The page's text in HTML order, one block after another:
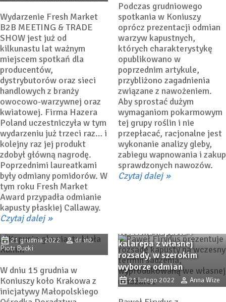
Wydarzenie Fresh Market
B2B MEETING & TRADE
SHOW jest już od
kilkunastu lat ważnym
miejscem spotkań dla
producentów,
dystrybutorów oraz sieci
handlowych z branży
owocowo-warzywnej oraz
kwiatowej. Firma Hazera
Poland uczestniczyła w tym
wydarzeniu już trzeci raz… i
kolejny raz jej produkt
zdobył główną nagrodę.
Poprzednimi laureatkami
były odmiany pomidorów. W
tym roku Fresh Market
Award przypadła odmianie
kapusty płaskiej Callaway.
Czytaj dalej
Podczas grudniowego
spotkania w Koniuszy
oprócz prezentacji odmian
warzyw kapustnych,
których charakterystykę
opublikowano w
poprzednim artykule,
przybliżono zagadnienia
związane z nawożeniem.
Aby sprostać dużym
wymaganiom pokarmowym
tej grupy roślin i nie
przepłacać, racjonalne jest
wykonanie analizy gleby,
zabiegu wapnowania i zakup
sprawdzonych nawozów.
Czytaj dalej
Przed nowym sezonem –
odmiany warzyw
kapustnych do uprawy pod
osłonami (propozycje
firmy Bejo Zaden)
21 grudnia 2022
dr inż.
Piotr Bucki
W dniu 15 grudnia w
Koniuszy koło Krakowa z
inicjatywy Małopolskiego
Wczesna kapusta i
kalarepa z własnej
rozsady, w szerokim
wyborze odmian
21 lutego 2022 Anna Wize